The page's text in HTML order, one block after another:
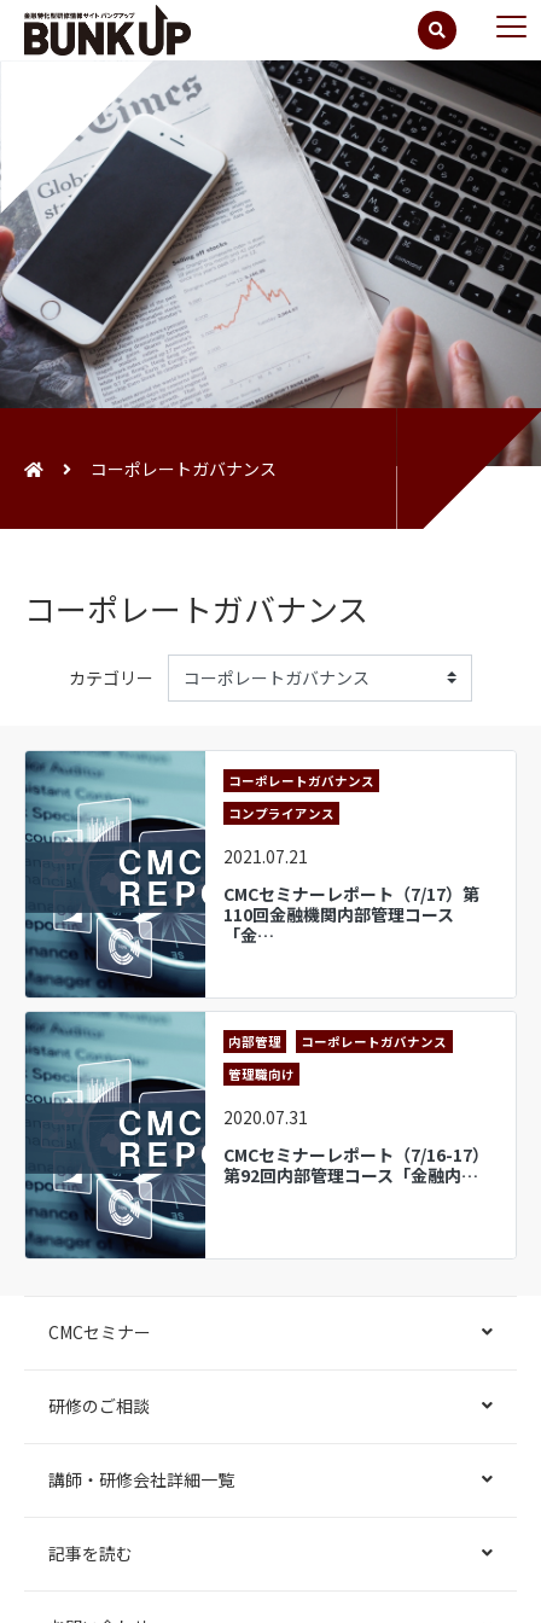
コーポレートガバナンス
コーポレートガバナンス
カテゴリー
コーポレートガバナンス
コンプライアンス
2021.07.21
CMCセミナーレポート（7/17）第
110回金融機関内部管理コース
「金…
内部管理
コーポレートガバナンス
管理職向け
2020.07.31
CMCセミナーレポート（7/16-17）
第92回内部管理コース「金融内…
CMCセミナー
研修のご相談
講師・研修会社詳細一覧
記事を読む